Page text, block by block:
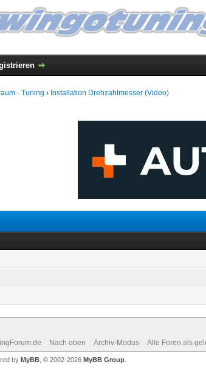
- Tuning › Installation Drehzahlmesser (Video)
Nach oben Archiv-Modus Alle Foren als
by MyBB, © 2002-2026 MyBB Group.